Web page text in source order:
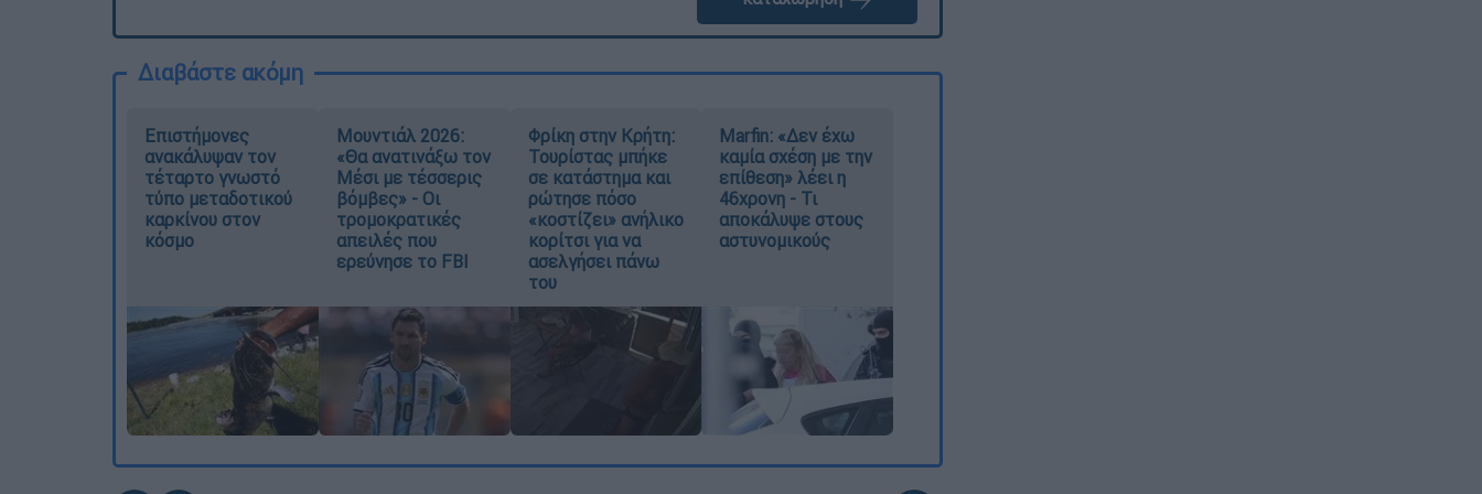
Διαβάστε ακόμη
Επιστήμονες
ανακάλυψαν τον
τέταρτο γνωστό
τύπο μεταδοτικού
καρκίνου στον
κόσμο
Μουντιάλ 2026:
«Θα ανατινάξω τον
Μέσι με τέσσερις
βόμβες» - Οι
τρομοκρατικές
απειλές που
ερεύνησε το FBI
Φρίκη στην Κρήτη:
Τουρίστας μπήκε
σε κατάστημα και
ρώτησε πόσο
«κοστίζει» ανήλικο
κορίτσι για να
ασελγήσει πάνω
του
Marfin: «Δεν έχω
καμία σχέση με την
επίθεση» λέει η
46χρονη - Τι
αποκάλυψε στους
αστυνομικούς